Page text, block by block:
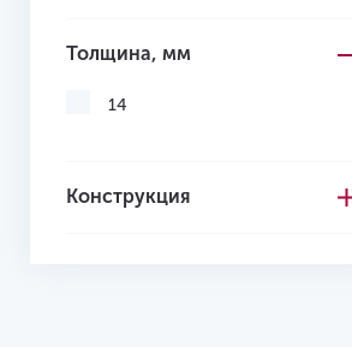
Толщина, мм
14
Конструкция